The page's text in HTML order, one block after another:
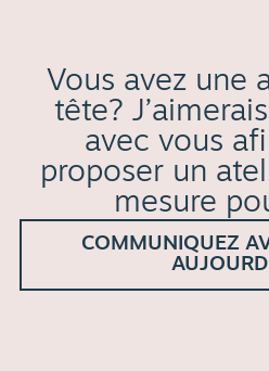
Vous avez une
tête?
avec vous
proposer un
mesure
COMMUNIQUEZ